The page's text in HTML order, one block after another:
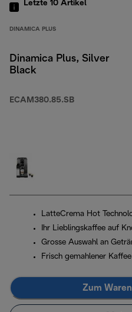
Letzte 10 Artikel
DINAMICA PLUS
Dinamica Plus, Silver
Black
ECAM380.85.SB
LatteCrema Hot
Ihr Lieblingskaffee auf
Grosse Auswahl an
Frisch gemahlener Kaffee
Zum